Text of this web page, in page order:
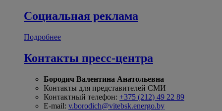
Социальная реклама
Подробнее
Контакты пресс-центра
Бородич Валентина Анатольевна
Контакты для представителей СМИ
Контактный телефон: +375 (212) 49 22 89
E-mail: v.borodich@vitebsk.energo.by